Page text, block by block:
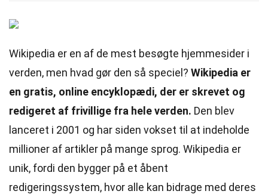
Wikipedia er en af de mest besøgte hjemmesider i
verden, men hvad gør den så speciel? Wikipedia er
en gratis, online encyklopædi, der er skrevet og
redigeret af frivillige fra hele verden. Den blev
lanceret i 2001 og har siden vokset til at indeholde
millioner af artikler på mange sprog. Wikipedia er
unik, fordi den bygger på et åbent
redigeringssystem, hvor alle kan bidrage med deres